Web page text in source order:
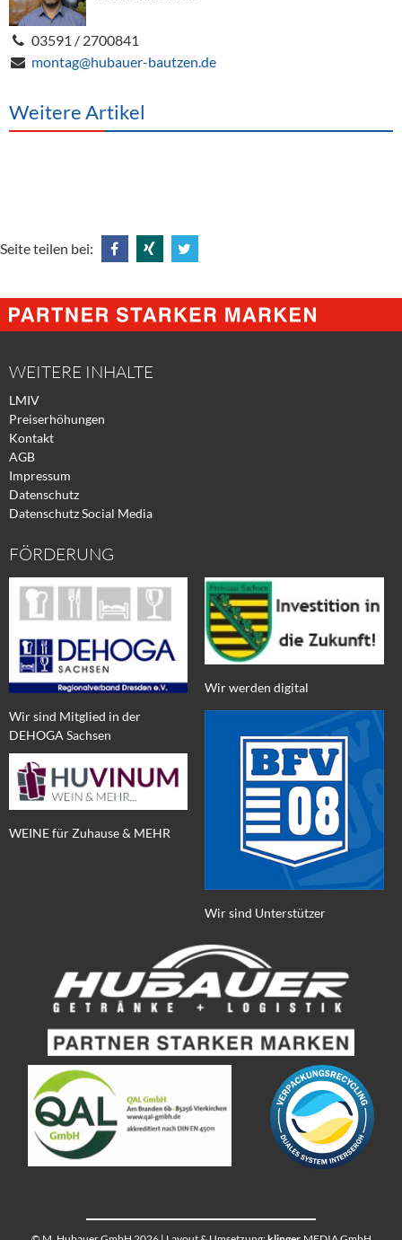
03591 / 2700841
montag@hubauer-bautzen.de
Weitere Artikel
Seite teilen bei:
@
Facebook
@
Xing
@
Twitter
WEITERE INHALTE
LMIV
Preiserhöhungen
Kontakt
AGB
Impressum
Datenschutz
Datenschutz Social Media
FÖRDERUNG
Wir sind Mitglied in der
DEHOGA Sachsen
WEINE für Zuhause & MEHR
Wir werden digital
Wir sind Unterstützer